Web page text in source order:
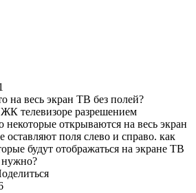
на весь экран ТВ без полей?
телевизоре разрешением
некоторые открываются на весь экран
оставляют поля слево и справо. как
будут отображаться на экране ТВ
нужно?